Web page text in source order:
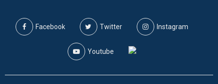
Facebook Twitter Instagram
Youtube